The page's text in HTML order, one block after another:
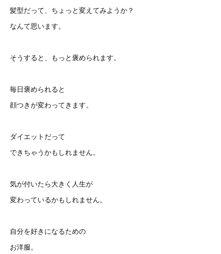
髪型だって、ちょっと変えてみようか？
なんて思います。
そうすると、もっと褒められます。
毎日褒められると
顔つきが変わってきます。
ダイエットだって
できちゃうかもしれません。
気が付いたら大きく人生が
変わっているかもしれません。
自分を好きになるための
お洋服。